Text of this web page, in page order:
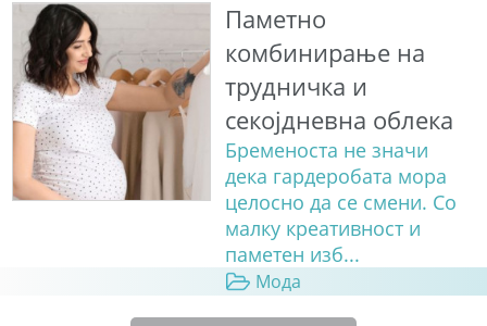
Паметно
комбинирање на
трудничка и
секојдневна облека
Бременоста не значи
дека гардеробата мора
целосно да се смени. Со
малку креативност и
паметен изб...
Мода